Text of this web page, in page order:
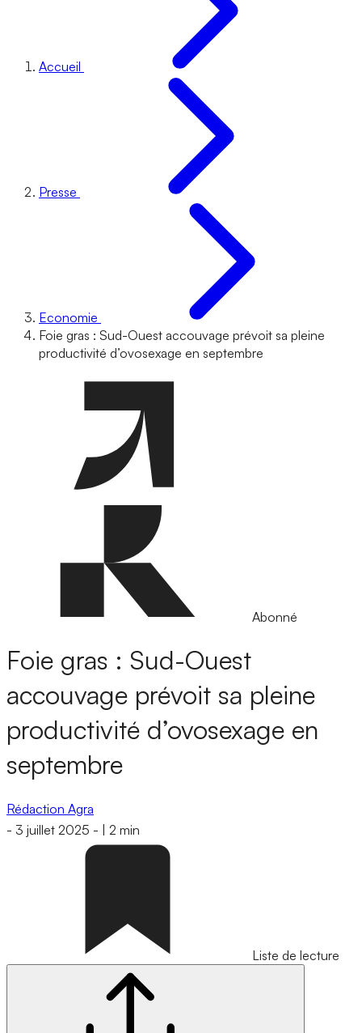
Accueil
Presse
Economie
Foie gras : Sud-Ouest accouvage prévoit sa pleine
productivité d’ovosexage en septembre
Abonné
Foie gras : Sud-Ouest
accouvage prévoit sa pleine
productivité d’ovosexage en
septembre
Rédaction Agra
- 3 juillet 2025 - 2 min
Liste de lecture